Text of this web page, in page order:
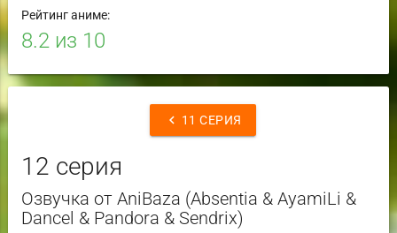
Рейтинг аниме:
8.2из 10
chevron_left 11 СЕРИЯ
12 серия
Озвучка от AniBaza (Absentia & AyamiLi &
Dancel & Pandora & Sendrix)